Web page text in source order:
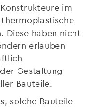
im
thermoplastische
Diese haben nicht
erlauben
Gestaltung
Bauteile.
solche Bauteile